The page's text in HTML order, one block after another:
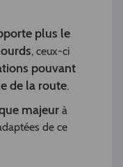
plus le
, ceux-ci
pouvant
de la route.
majeur à
de ce